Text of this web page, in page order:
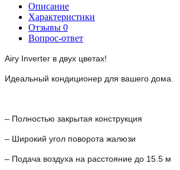
Описание
Характеристики
Отзывы 0
Вопрос-ответ
Airy Inverter в двух цветах!
Идеальный кондиционер для вашего дома.
– Полностью закрытая конструкция
– Широкий угол поворота жалюзи
– Подача воздуха на расстояние до 15.5 м